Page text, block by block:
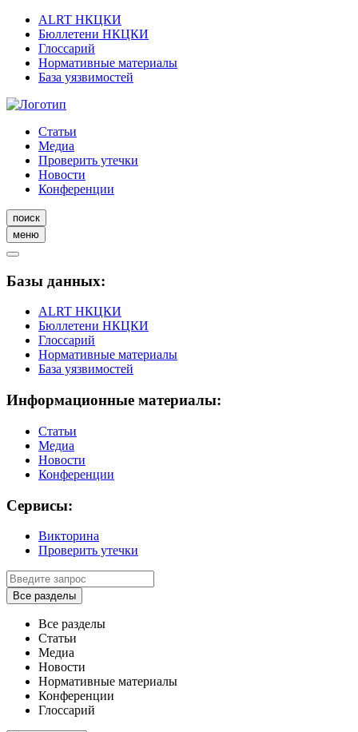
ALRT НКЦКИ
Бюллетени НКЦКИ
Глоссарий
Нормативные материалы
База уязвимостей
Статьи
Медиа
Проверить утечки
Новости
Конференции
поиск
меню
Базы данных:
ALRT НКЦКИ
Бюллетени НКЦКИ
Глоссарий
Нормативные материалы
База уязвимостей
Информационные материалы:
Статьи
Медиа
Новости
Конференции
Сервисы:
Викторина
Проверить утечки
Все разделы
Все разделы
Статьи
Медиа
Новости
Нормативные материалы
Конференции
Глоссарий